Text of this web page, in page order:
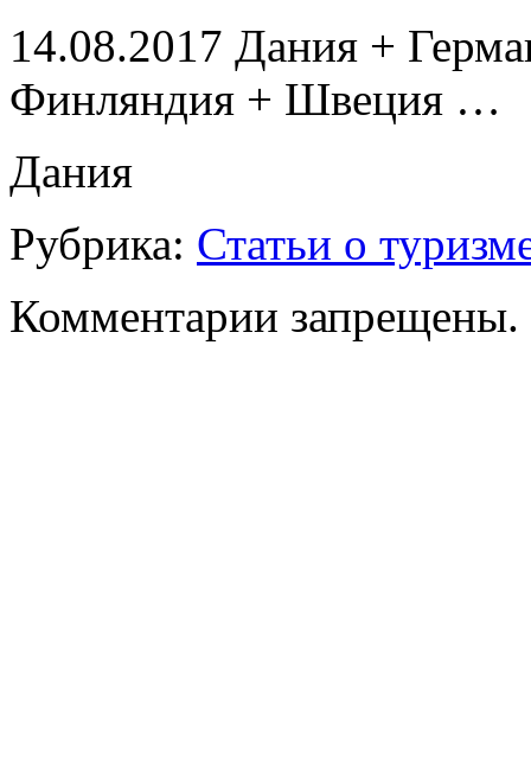
14.08.2017 Дания +
Финляндия + Швеция …
Дания
Рубрика: Статьи о
Комментарии запрещены.